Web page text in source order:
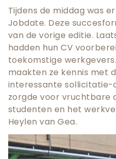
Tijdens de middag was
Jobdate. Deze
van de vorige editie.
hadden hun CV
toekomstige
maakten ze kennis met
interessante sollicitatie-
zorgde voor vruchtbare
studenten en het
Heylen van Gea.
Teaser
afbeelding